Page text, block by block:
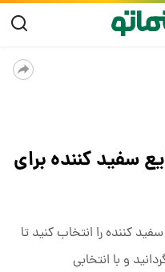
سفید کننده برای
کننده را انتخاب کنید تا
و با انتخابی